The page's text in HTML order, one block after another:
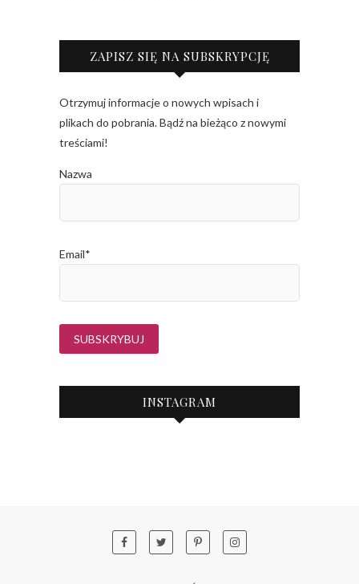
ZAPISZ SIĘ NA SUBSKRYPCJĘ
Otrzymuj informacje o nowych wpisach i
plikach do pobrania. Bądź na bieżąco z nowymi
treściami!
Nazwa
Email*
INSTAGRAM